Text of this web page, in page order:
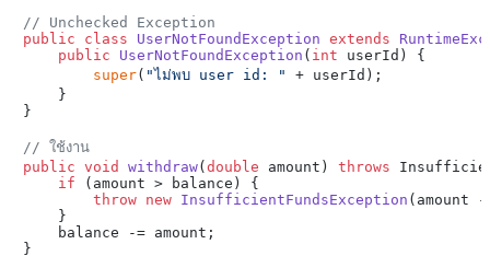
// Unchecked Exception
public
class UserNotFoundException extends
public
UserNotFoundException ( int userId)
{
super( "ไม่พบ user id: "
+ userId);
    }
}
// ใช้งาน
public void withdraw( double amount) throws
if (amount > balance) {
throw new InsufficientFundsException (amount
    }
    balance -= amount;